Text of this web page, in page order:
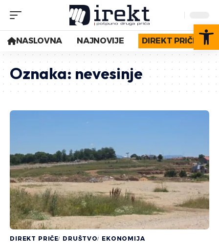
NASLOVNA NAJNOVIJE DIREKT PRIČE
Oznaka: nevesinje
DIREKT PRIČE DRUŠTVO EKONOMIJA